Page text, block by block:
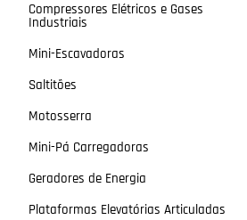
Compressores Elétricos e Gases
Industriais
Mini-Escavadoras
Saltitões
Motosserra
Mini-Pá Carregadoras
Geradores de Energia
Plataformas Elevatórias Articuladas